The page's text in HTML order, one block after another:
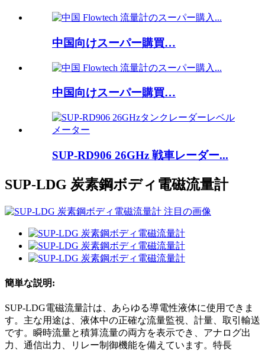
中国向けスーパー購買…
中国向けスーパー購買…
SUP-RD906 26GHz 戦車レーダー...
SUP-LDG 炭素鋼ボディ電磁流量計
簡単な説明:
SUP-LDG電磁流量計は、あらゆる導電性液体に使用できま
す。主な用途は、液体中の正確な流量監視、計量、取引輸送
です。瞬時流量と積算流量の両方を表示でき、アナログ出
力、通信出力、リレー制御機能を備えています。特長